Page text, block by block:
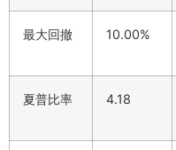
最大回撤 10.00%
夏普比率 4.18